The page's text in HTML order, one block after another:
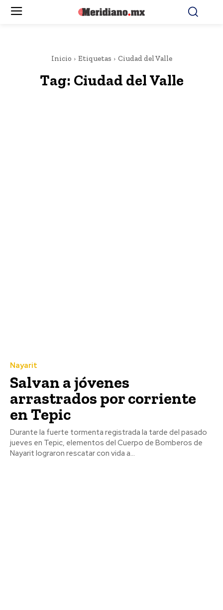
Inicio Etiquetas Ciudad del Valle
Tag: Ciudad del Valle
Nayarit
Salvan a jóvenes
arrastrados por corriente
en Tepic
Durante la fuerte tormenta registrada la tarde del pasado
jueves en Tepic, elementos del Cuerpo de Bomberos de
Nayarit lograron rescatar con vida a...